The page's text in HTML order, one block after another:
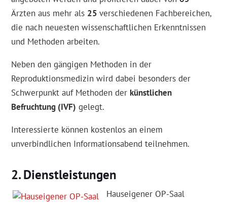
Ärzten aus mehr als 25verschiedenen Fachbereichen,
die nach neuesten wissenschaftlichen Erkenntnissen
und Methoden arbeiten.
Neben den gängigen Methoden in der
Reproduktionsmedizin wird dabei besonders der
Schwerpunkt auf Methoden der künstlichen
Befruchtung (IVF) gelegt.
Interessierte können kostenlos an einem
unverbindlichen Informationsabend teilnehmen.
Dienstleistungen
Hauseigener OP-Saal